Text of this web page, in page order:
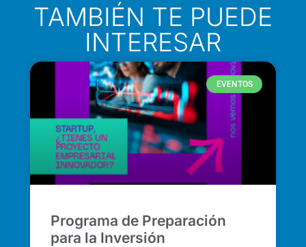
TAMBIÉN TE PUEDE
INTERESAR
EVENTOS
Programa de Preparación
para la Inversión